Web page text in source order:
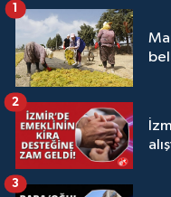
1
2
3